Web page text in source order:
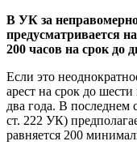
В УК за
предусматривается
200 часов на срок до
Если это
арест на срок до
два года. В последнем
ст. 222 УК)
равняется 200